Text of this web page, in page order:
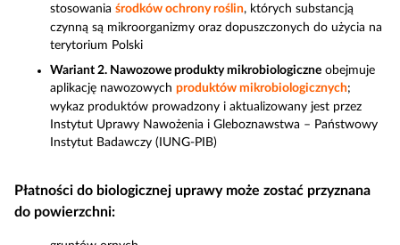
stosowania środków ochrony roślin, których substancją
czynną są mikroorganizmy oraz dopuszczonych do użycia na
terytorium Polski
Wariant 2. Nawozowe produkty mikrobiologiczne obejmuje
aplikację nawozowych produktów mikrobiologicznych;
wykaz produktów prowadzony i aktualizowany jest przez
Instytut Uprawy Nawożenia i Gleboznawstwa – Państwowy
Instytut Badawczy (IUNG-PIB)
Płatności do biologicznej uprawy może zostać przyznana
do powierzchni: